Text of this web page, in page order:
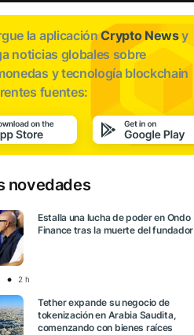
la aplicaciónCrypto Newsy
noticias globales sobre
y tecnología blockchain
fuentes:
novedades
Estalla una lucha de poder en Ondo
Finance tras la muerte del fundador
2 h
Tether expande su negocio de
tokenización en Arabia Saudita,
comenzando con bienes raíces